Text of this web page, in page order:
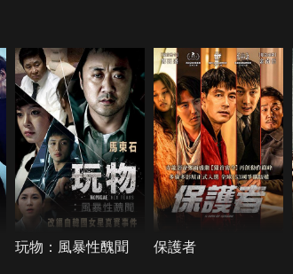
玩物：風暴性醜聞 保護者